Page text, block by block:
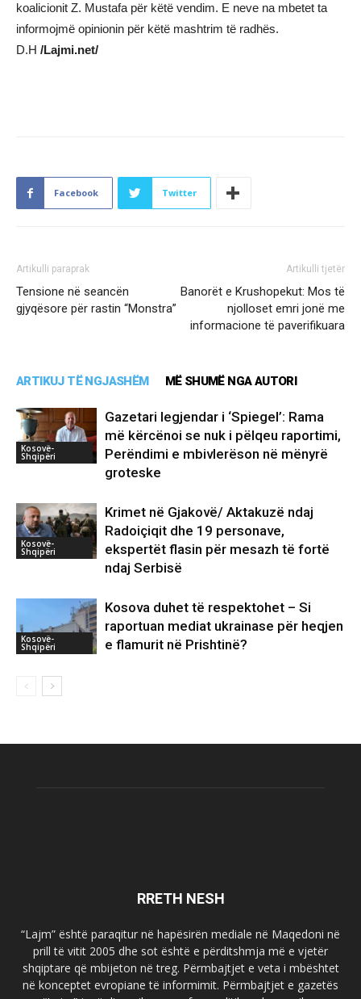
koalicionit Z. Mustafa për këtë vendim. E neve na mbetet ta
informojmë opinionin për këtë mashtrim të radhës.
D.H /Lajmi.net/
Facebook Twitter
Artikulli paraprak
Tensione në seancën
gjyqësore për rastin “Monstra”
Artikulli tjetër
Banorët e Krushopekut: Mos të
njolloset emri jonë me
informacione të paverifikuara
ARTIKUJ TË NGJASHËM MË SHUMË NGA AUTORI
Kosovë-
Shqipëri
Gazetari legjendar i ‘Spiegel’: Rama
më kërcënoi se nuk i pëlqeu raportimi,
Perëndimi e mbivlerëson në mënyrë
groteske
Kosovë-
Shqipëri
Krimet në Gjakovë/ Aktakuzë ndaj
Radoiçiqit dhe 19 personave,
ekspertët flasin për mesazh të fortë
ndaj Serbisë
Kosovë-
Shqipëri
Kosova duhet të respektohet – Si
raportuan mediat ukrainase për heqjen
e flamurit në Prishtinë?
RRETH NESH
“Lajm” është paraqitur në hapësirën mediale në Maqedoni në
prill të vitit 2005 dhe sot është e përditshmja më e vjetër
shqiptare që mbijeton në treg. Përmbajtjet e veta i mbështet
në konceptet evropiane të informimit. Përmbajtjet e gazetës